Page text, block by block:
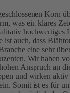
Korn
was ein klares
hochwertiges
ist auch, dass
eine sehr
Wir haben
Anspruch an
und wirken aktiv
Somit ist es für